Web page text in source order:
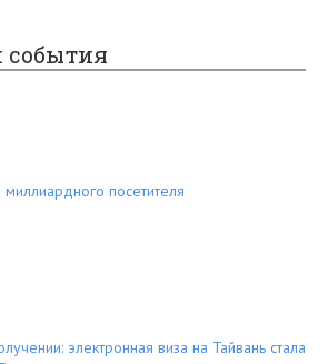
события
посетителя
электронная виза на Тайвань стала